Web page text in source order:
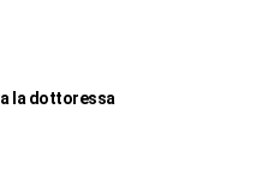
la dottoressa